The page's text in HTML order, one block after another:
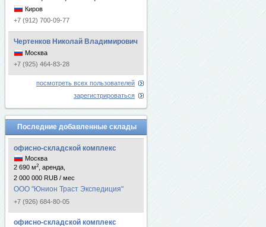
Киров
+7 (912) 700-09-77
Чертенков Николай Владимирович
Москва
+7 (925) 464-83-28
посмотреть всех пользователей
зарегистрироваться
Последние добавленные склады
офисно-складской комплекс
Москва
2 690 м2
, аренда,
2 000 000 RUB / мес
ООО "Юнион Траст Экспедиция"
+7 (926) 684-80-05
офисно-складской комплекс